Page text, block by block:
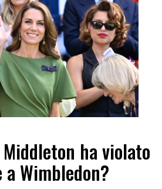
ha violato
Wimbledon?